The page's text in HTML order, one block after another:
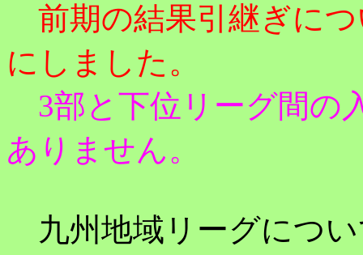
前期の結果引継ぎに
にしました。
3部と下位リーグ間の
ありません。
九州地域リーグにつ